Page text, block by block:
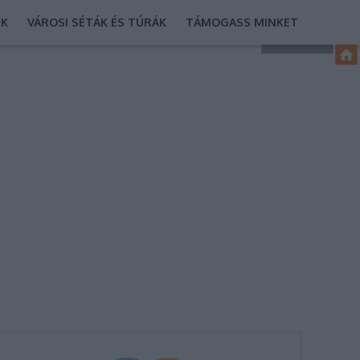
VÁROSI SÉTÁK ÉS TÚRÁK TÁMOGASS MINKET